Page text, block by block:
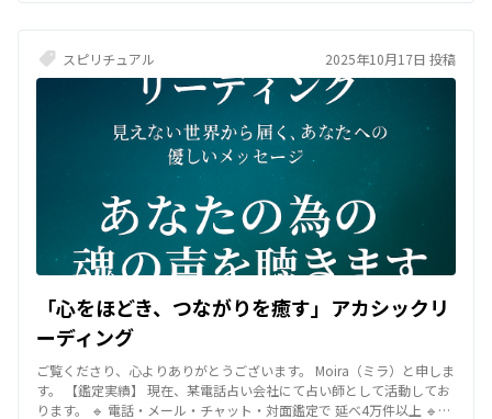
志”で書き換えられるもの。 カードは、その第一歩を見つけるための道
しるべです。 【特典】 初回限定で、 あなたの愛を守護するルーンを一
つお知らせします。 そのメッセージから、 あなたが惹かれる人との出
カシックレコードを通じて、あなたとお相手の魂が出会う前から描い
てきた物語を読み解きます。 恋がうまくいかない理由、繰り返してし
まうパターン、突然惹かれてしまう相手 それらはすべて「今世であな
たが学ぼうとしている愛のテーマ」に関係しています。 アカシックの
情報を紐解くことで、恋の中に隠れていた本当の意味、 そして“あなた
が愛されるために生まれてきた理由”が見えてきます。 この鑑定では、
ハイヤーセルフの声を通して、 お相手の魂が今どんな思いを抱えてい
るのか、そしてあなたに何を伝えようとしているのかをお伝えしま
す。 誰かを責めることも、過去を後悔することもありません。 すべて
の経験があなたの中の“愛の光”を目覚めさせるためのきっかけだから
です。 恋の痛みを優しく包みながら、 あなたが「幸せを受け取る心の
準備」ができるよう、 アカシックレコードからの愛のメッセージを丁
寧にお伝えします。 ご相談のテーマは、具体的でも漠然としていても
大丈夫です。 今のあなたに必要なメッセージを丁寧にお伝えいたしま
スピリチュアル 2025年10月17日 投稿
「心をほどき、つながりを癒す」アカシックリ
ーディング
ご覧くださり、心よりありがとうございます。 Moira（ミラ）と申しま
す。 【鑑定実績】 現在、某電話占い会社にて占い師として活動してお
ります。 🔹 電話・メール・チャット・対面鑑定で 延べ4万件以上 🔹講